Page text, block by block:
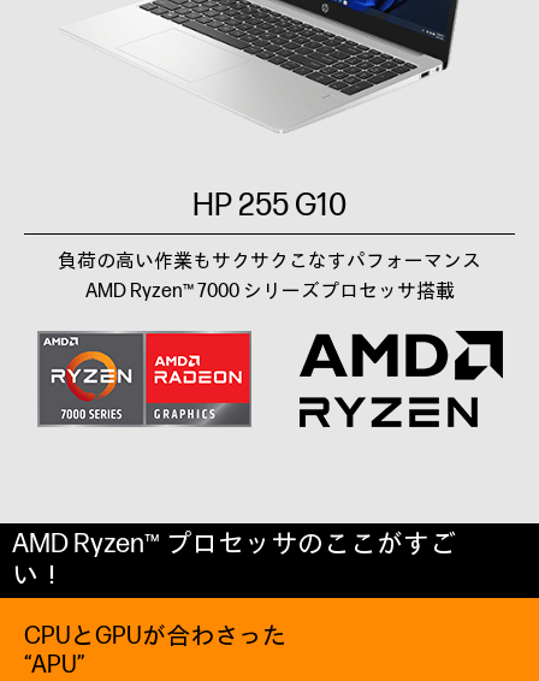
HP 255 G10
負荷の高い作業もサクサクこなすパフォーマンス
AMD Ryzen™ 7000 シリーズプロセッサ搭載
AMD Ryzen™ プロセッサのここがすご
い！
CPUとGPUが合わさった
“APU”